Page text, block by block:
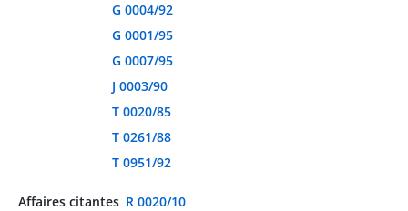
G 0004/92
G 0001/95
G 0007/95
J 0003/90
T 0020/85
T 0261/88
T 0951/92
Affaires citantes R 0020/10